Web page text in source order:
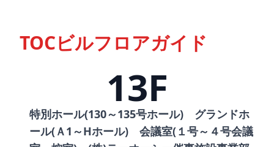
TOCビルフロアガイド
13F
特別ホール(130～135号ホール) グランドホ
ール(Ａ1～Hホール) 会議室(１号～４号会議